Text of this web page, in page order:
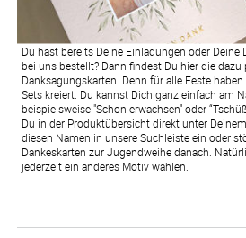
Du hast bereits Deine Einladungen oder
bei uns bestellt? Dann findest Du hier die dazu
Danksagungskarten. Denn für alle Feste
Sets kreiert. Du kannst Dich ganz einfach am
beispielsweise "Schon erwachsen" oder
Du in der Produktübersicht direkt unter
diesen Namen in unsere Suchleiste ein oder
Dankeskarten zur Jugendweihe danach.
jederzeit ein anderes Motiv wählen.